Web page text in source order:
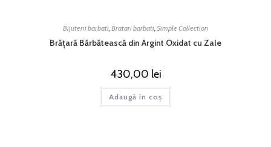
Bijuterii barbati,Bratari barbati,Simple Collection
Brățară Bărbătească din Argint Oxidat cu Zale
430,00 lei
Adaugă în coș